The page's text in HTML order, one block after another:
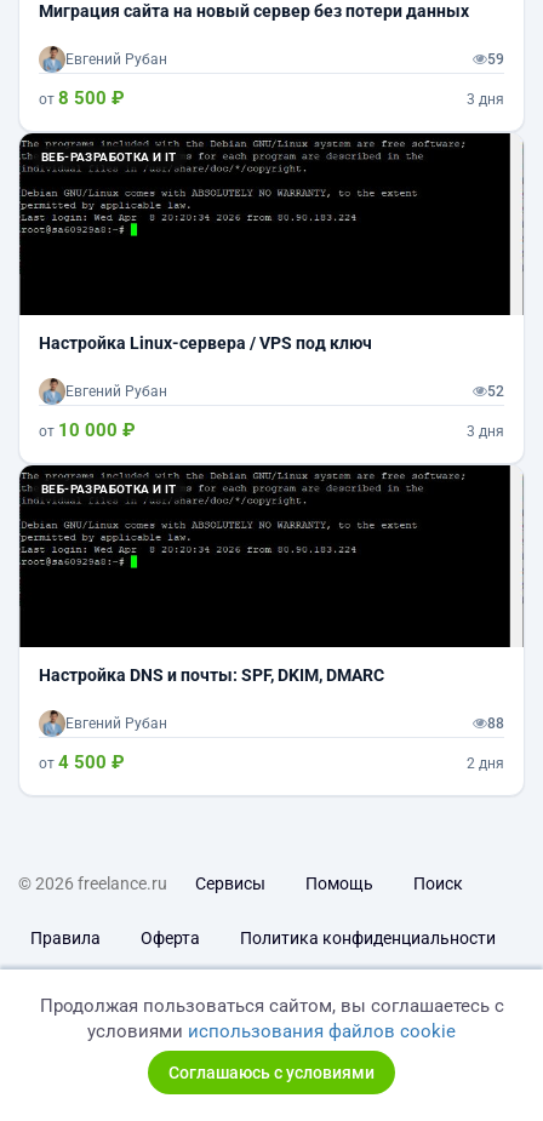
Миграция сайта на новый сервер без потери данных
Евгений Рубан 59
от 8 500 ₽ 3 дня
ВЕБ-РАЗРАБОТКА И IT
Настройка Linux-сервера / VPS под ключ
Евгений Рубан 52
от 10 000 ₽ 3 дня
ВЕБ-РАЗРАБОТКА И IT
Настройка DNS и почты: SPF, DKIM, DMARC
Евгений Рубан 88
от 4 500 ₽ 2 дня
© 2026 freelance.ru Сервисы Помощь Поиск
Правила Оферта Политика конфиденциальности
Продолжая пользоваться сайтом, вы соглашаетесь с
условиями использования файлов cookie
Соглашаюсь с условиями